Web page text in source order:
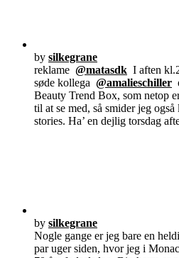
by silkegrane
reklame @matasdk I aften
søde kollega @amalieschiller
Beauty Trend Box, som netop
til at se med, så smider jeg
stories. Ha’ en dejlig torsdag
by silkegrane
Nogle gange er jeg bare en
par uger siden, hvor jeg i